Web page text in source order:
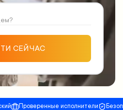
СЕЙЧАС
Проверенные исполнители